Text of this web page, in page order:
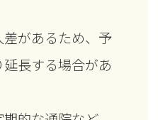
差があるため、予
長する場合があ